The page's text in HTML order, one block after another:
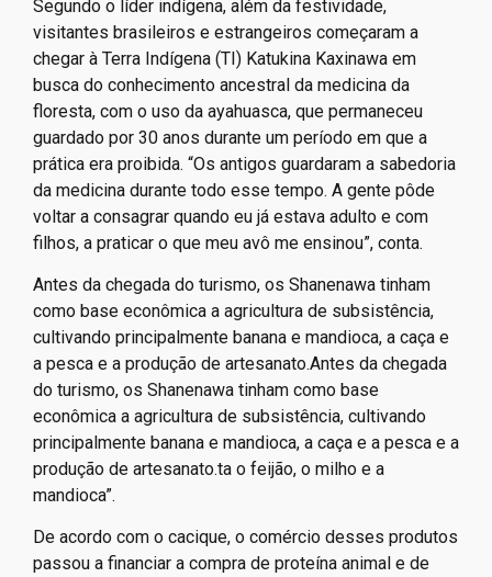
Segundo o líder indígena, além da festividade,
visitantes brasileiros e estrangeiros começaram a
chegar à Terra Indígena (TI) Katukina Kaxinawa em
busca do conhecimento ancestral da medicina da
floresta, com o uso da ayahuasca, que permaneceu
guardado por 30 anos durante um período em que a
prática era proibida. “Os antigos guardaram a sabedoria
da medicina durante todo esse tempo. A gente pôde
voltar a consagrar quando eu já estava adulto e com
filhos, a praticar o que meu avô me ensinou”, conta.
Antes da chegada do turismo, os Shanenawa tinham
como base econômica a agricultura de subsistência,
cultivando principalmente banana e mandioca, a caça e
a pesca e a produção de artesanato.Antes da chegada
do turismo, os Shanenawa tinham como base
econômica a agricultura de subsistência, cultivando
principalmente banana e mandioca, a caça e a pesca e a
produção de artesanato.ta o feijão, o milho e a
mandioca”.
De acordo com o cacique, o comércio desses produtos
passou a financiar a compra de proteína animal e de